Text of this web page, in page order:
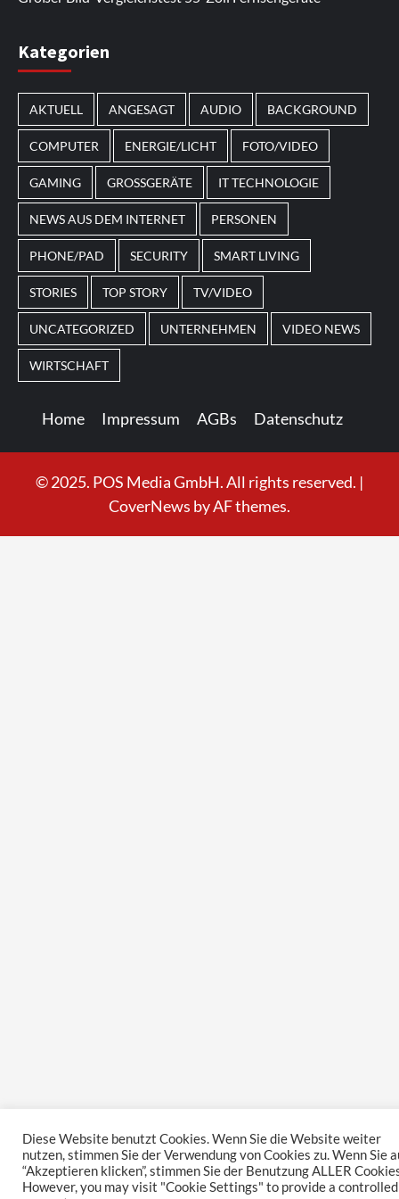
Im Laufe des Jahres erscheinen thematische
Spielautomaten mit passenden Designs. Im Bereich
vonMagneticslotskönnen solche saisonalen Slots
beispielsweise an Feiertage oder besondere Events
angepasst sein.
Kategorien
AKTUELL ANGESAGT AUDIO BACKGROUND
COMPUTER ENERGIE/LICHT FOTO/VIDEO
GAMING GROSSGERÄTE IT TECHNOLOGIE
NEWS AUS DEM INTERNET PERSONEN
PHONE/PAD SECURITY SMART LIVING
STORIES TOP STORY TV/VIDEO
UNCATEGORIZED UNTERNEHMEN VIDEO NEWS
WIRTSCHAFT
Home Impressum AGBs Datenschutz
© 2025. POS Media GmbH. All rights reserved. |
CoverNews by AF themes.
Diese Website benutzt Cookies. Wenn Sie die Website weiter
nutzen, stimmen Sie der Verwendung von Cookies zu. Wenn Sie
“Akzeptieren klicken”, stimmen Sie der Benutzung ALLER
However, you may visit "Cookie Settings" to provide a controlled